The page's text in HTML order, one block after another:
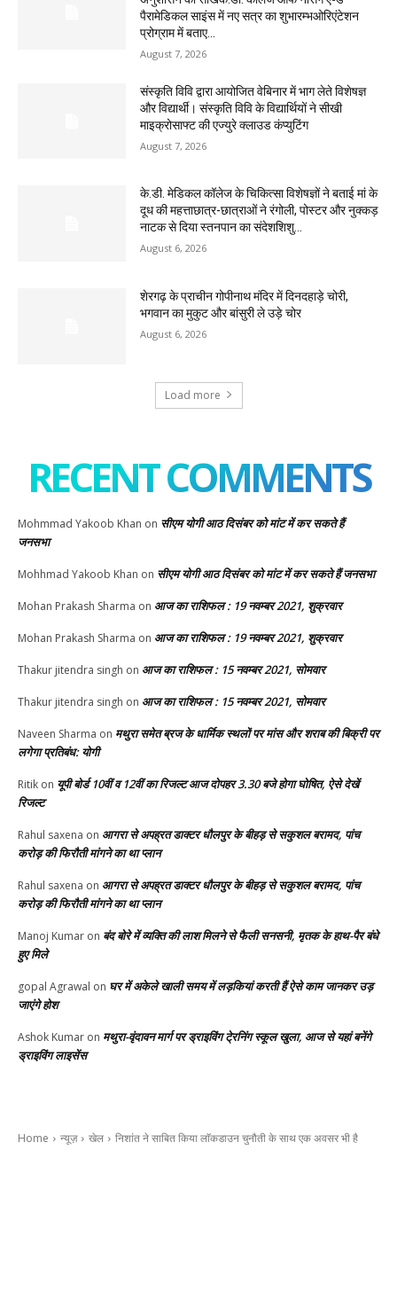
पैरामेडिकल साइंस में नए सत्र का शुभारम्भओरिएंटेशन
प्रोग्राम में बताए...
August 7, 2026
संस्कृति विवि द्वारा आयोजित वेबिनार में भाग लेते विशेषज्ञ
और विद्यार्थी। संस्कृति विवि के विद्यार्थियों ने सीखी
माइक्रोसाफ्ट की एज्युरे क्लाउड कंप्युटिंग
August 7, 2026
के.डी. मेडिकल कॉलेज के चिकित्सा विशेषज्ञों ने बताई मां के
दूध की महत्ताछात्र-छात्राओं ने रंगोली, पोस्टर और नुक्कड़
नाटक से दिया स्तनपान का संदेशशिशु...
August 6, 2026
शेरगढ़ के प्राचीन गोपीनाथ मंदिर में दिनदहाड़े चोरी,
भगवान का मुकुट और बांसुरी ले उड़े चोर
August 6, 2026
Load more
RECENT COMMENTS
Mohmmad Yakoob Khan on सीएम योगी आठ दिसंबर को मांट में कर सकते हैं
जनसभा
Mohhmad Yakoob Khan on सीएम योगी आठ दिसंबर को मांट में कर सकते हैं जनसभा
Mohan Prakash Sharma on आज का राशिफल : 19 नवम्बर 2021, शुक्रवार
Mohan Prakash Sharma on आज का राशिफल : 19 नवम्बर 2021, शुक्रवार
Thakur jitendra singh on आज का राशिफल : 15 नवम्बर 2021, सोमवार
Thakur jitendra singh on आज का राशिफल : 15 नवम्बर 2021, सोमवार
Naveen Sharma on मथुरा समेत ब्रज के धार्मिक स्थलों पर मांस और शराब की बिक्री पर
लगेगा प्रतिबंध: योगी
Ritik on यूपी बोर्ड 10वीं व 12वीं का रिजल्ट आज दोपहर 3.30 बजे होगा घोषित, ऐसे देखें
रिजल्ट
Rahul saxena on आगरा से अपह्रत डाक्टर धौलपुर के बीहड़ से सकुशल बरामद, पांच
करोड़ की फिरौती मांगने का था प्लान
Rahul saxena on आगरा से अपह्रत डाक्टर धौलपुर के बीहड़ से सकुशल बरामद, पांच
करोड़ की फिरौती मांगने का था प्लान
Manoj Kumar on बंद बोरे में व्यक्ति की लाश मिलने से फैली सनसनी, मृतक के हाथ-पैर बंधे
हुए मिले
gopal Agrawal on घर में अकेले खाली समय में लड़कियां करती हैं ऐसे काम जानकर उड़
जाएंगे होश
Ashok Kumar on मथुरा-वृंदावन मार्ग पर ड्राइविंग टे्रनिंग स्कूल खुला, आज से यहां बनेंगे
ड्राइविंग लाइसेंस